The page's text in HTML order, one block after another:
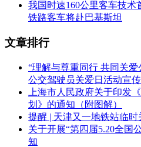
我国时速160公里客车技术
铁路客车将赴巴基斯坦
文章排行
“理解与尊重同行 共同关爱
公交驾驶员关爱日活动宣
上海市人民政府关于印发
划》的通知（附图解）
提醒 | 天津又一地铁站临时
关于开展“第四届5.20全国
知